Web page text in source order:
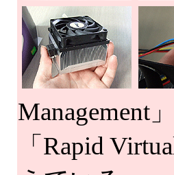
Management
「Rapid